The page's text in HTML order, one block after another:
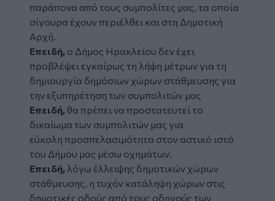
παράπονα από τους συμπολίτες μας, τα οποία
σίγουρα έχουν περιέλθει και στη Δημοτική
Αρχή.
Επειδή, ο Δήμος Ηρακλείου δεν έχει
προβλέψει εγκαίρως τη λήψη μέτρων για τη
δημιουργία δημόσιων χώρων στάθμευσης για
την εξυπηρέτηση των συμπολιτών μας
Επειδή, θα πρέπει να προστατευτεί το
δικαίωμα των συμπολιτών μας για
εύκολη προσπελασιμότητα στον αστικό ιστό
του Δήμου μας μέσω οχημάτων.
Επειδή, λόγω έλλειψης δημοτικών χώρων
στάθμευσης, η τυχόν κατάληψη χώρων στις
δημοτικές οδούς από τους οδηγούς των